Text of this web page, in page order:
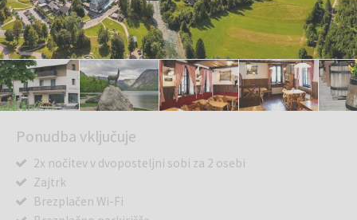
Ponudba vključuje
2x nočitev v dvoposteljni sobi za 2 osebi
Zajtrk
Brezplačen Wi-Fi